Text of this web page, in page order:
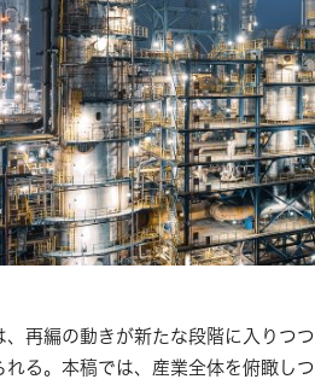
、再編の動きが新たな段階に入りつ
れる。本稿では、産業全体を俯瞰し